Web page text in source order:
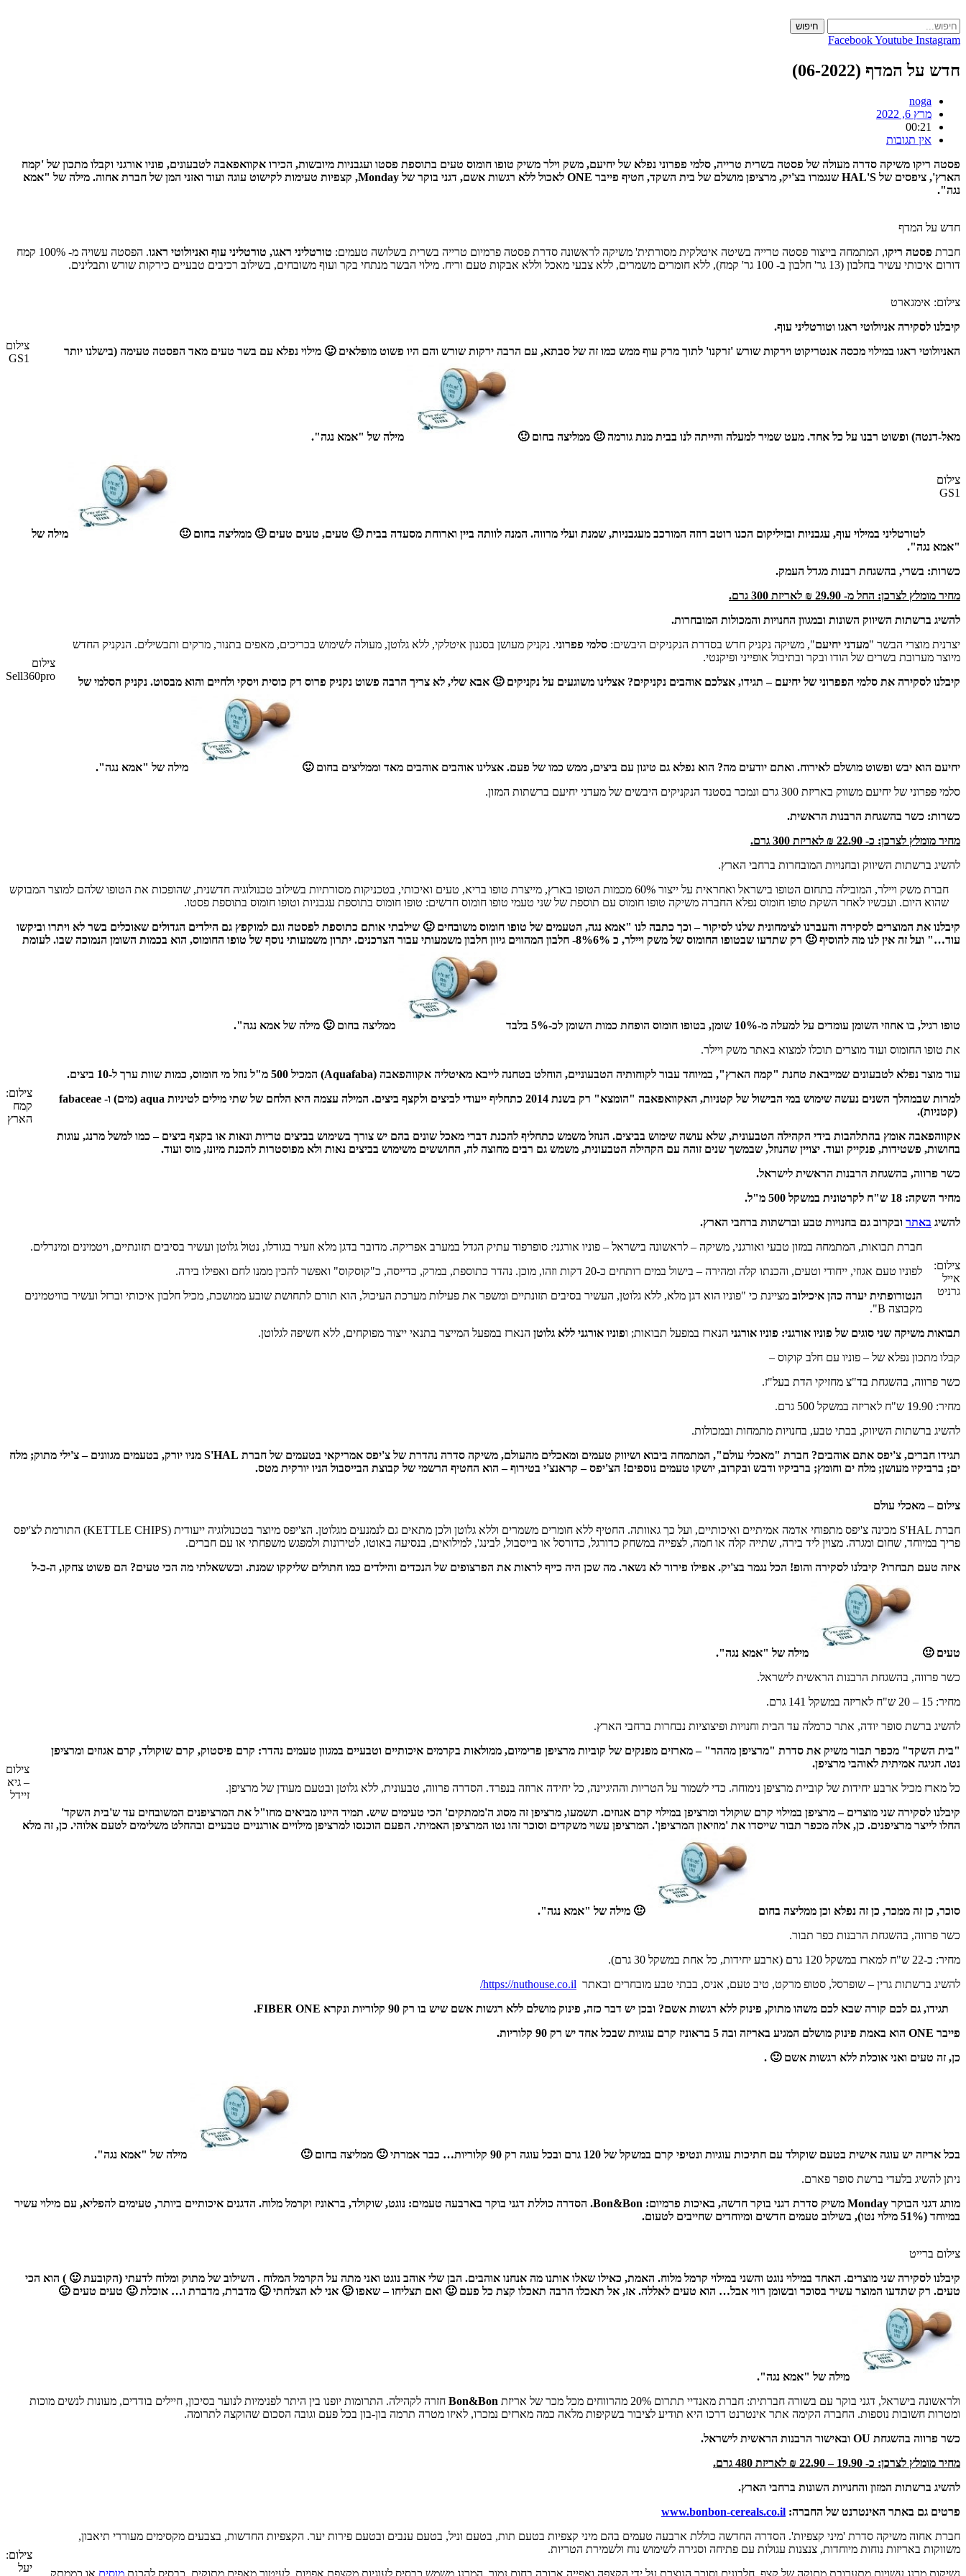
to
content
חיפוש
FacebookYoutube Instagram
חדש על המדף (06-2022)
noga
מרץ 6, 2022
00:21
אין תגובות
פסטה ריקו משיקה סדרה מעולה של פסטה בשרית טרייה, סלמי פפרוני נפלא של יחיעם, משק וילר משיק טופו חומוס טעים בתוספת פסטו ועגבניות מיובשות, הכירו אקוואפאבה לטבעונים, פוניו אורגני וקבלו מתכון של 'קמח
הארץ', ציפסים של HAL'S שנגמרו בצ'יק, מרציפן מושלם של בית השקד, חטיף פייבר ONE לאכול ללא רגשות אשם, דגני בוקר של Monday, קצפיות טעימות לקישוט עוגה ועוד ואזני המן של חברת אחוה. מילה של "אמא
נגה".
חדש על המדף
חברת פסטה ריקו, המתמחה בייצור פסטה טרייה בשיטה איטלקית מסורתית' משיקה לראשונה סדרת פסטה פרמיום טרייה בשרית בשלושה טעמים: טורטליני ראגו, טורטליני עוף ואניולוטי ראגו
. הפסטה עשויה מ- 100% קמח
דורום איכותי עשיר בחלבון (13 גר' חלבון ב- 100 גר' קמח), ללא חומרים משמרים, ללא צבעי מאכל וללא אבקות טעם וריח. מילוי הבשר מנתחי בקר ועוף משובחים, בשילוב רכיבים טבעיים כירקות שורש ותבלינים.
צילום: אימגארט
צילום
GS1
קיבלנו לסקירה אניולוטי ראגו וטורטליני עוף.
האניולוטי ראגו במילוי מכסה אנטריקוט וירקות שורש 'זרקנו' לתוך מרק עוף ממש כמו זה של סבתא, עם הרבה ירקות שורש והם היו פשוט מופלאים 🙂 מילוי נפלא עם בשר טעים מאד הפסטה טעימה (בישלנו יותר
מאל-דנטה) ופשוט רבנו על כל אחד. מעט שמיר למעלה והייתה לנו בבית מנת גורמה 🙂 ממליצה בחום 🙂 מילה של "אמא נגה".
צילום
GS1
לטורטליני במילוי עוף, עגבניות ובזיליקום הכנו רוטב רוזה המורכב מעגבניות, שמנת ועלי מרווה. המנה לוותה ביין וארוחת מסעדה בבית 🙂 טעים, טעים טעים 🙂 ממליצה בחום 🙂
מילה של
"אמא נגה".
כשרות: בשרי, בהשגחת רבנות מגדל העמק.
מחיר מומלץ לצרכן: החל מ- 29.90 ₪ לאריזת 300 גרם.
להשיג ברשתות השיווק השונות ובמגוון החנויות והמכולות המובחרות.
צילום
Sell360pro
יצרנית מוצרי הבשר "מעדני יחיעם", משיקה נקניק חדש בסדרת הנקניקים היבשים: סלמי פפרוני. נקניק מעושן בסגנון איטלקי, ללא גלוטן, מעולה לשימוש בכריכים, מאפים בתנור, מרקים ותבשילים. הנקניק החדש
מיוצר מערובת בשרים של הודו ובקר ובתיבול אופייני ופיקנטי.
קיבלנו לסקירה את סלמי הפפרוני של יחיעם – תגידו, אצלכם אוהבים נקניקים? אצלינו משוגעים על נקניקים 🙂 אבא שלי, לא צריך הרבה פשוט נקניק פרוס דק כוסית ויסקי ולחיים והוא מבסוט. נקניק הסלמי של
יחיעם הוא יבש ופשוט מושלם לאירוח. ואתם יודעים מה? הוא נפלא גם טיגון עם ביצים, ממש כמו של פעם. אצלינו אוהבים אוהבים מאד וממליצים בחום 🙂
מילה של "אמא נגה".
סלמי פפרוני של יחיעם משווק באריזת 300 גרם ונמכר בסטנד הנקניקים היבשים של מעדני יחיעם ברשתות המזון.
כשרות: כשר בהשגחת הרבנות הראשית.
מחיר מומלץ לצרכן: כ- 22.90 ₪ לאריזת 300 גרם.
להשיג ברשתות השיווק ובחנויות המובחרות ברחבי הארץ.
חברת משק ויילר, המובילה בתחום הטופו בישראל ואחראית על ייצור 60% מכמות הטופו בארץ, מייצרת טופו בריא, טעים ואיכותי, בטכניקות מסורתיות בשילוב טכנולוגיה חדשנית, שהופכות את הטופו שלהם למוצר המבוקש
שהוא היום. ועכשיו לאחר השקת טופו חומוס נפלא החברה משיקה טופו חומוס עם תוספת של שני טעמי טופו חומוס חדשים: טופו חומוס בתוספת עגבניות וטופו חומוס בתוספת פסטו.
קיבלנו את המוצרים לסקירה והעברנו לצימחונית שלנו לסיקור – וכך כתבה לנו "אמא נגה, הטעמים של טופו חומוס משובחים 🙂 שילבתי אותם כתוספת לפסטה וגם למוקפץ גם הילדים הגדולים שאוכלים בשר לא ויתרו וביקשו
עוד…" ועל זה אין לנו מה להוסיף 🙂 רק שתדעו שבטופו החומוס של משק ויילר, כ 8%6%- חלבון המהווים גיוון חלבון משמעותי עבור הצרכנים. יתרון משמעותי נוסף של טופו החומוס, הוא בכמות השומן הנמוכה שבו. לעומת
טופו רגיל, בו אחוזי השומן עומדים על למעלה מ-10% שומן, בטופו חומוס הופחת כמות השומן לכ-5% בלבד
ממליצה בחום 🙂 מילה של אמא נגה".
את טופו החומוס ועוד מוצרים תוכלו למצוא באתר משק ויילר.
צילום:
קמח
הארץ
עוד מוצר נפלא לטבעונים שמייבאת טחנת "קמח הארץ", במיוחד עבור לקוחותיה הטבעוניים, הוחלט בטחנה לייבא מאיטליה אקווהפאבה (Aquafaba) המכיל 500 מ"ל נוזל מי חומוס, כמות שוות ערך ל-10 ביצים.
למרות שבמהלך השנים נעשה שימוש במי הבישול של קטניות, האקוואפאבה "הומצא" רק בשנת 2014 כתחליף ייעודי לביצים ולקצף ביצים. המילה עצמה היא הלחם של שתי מילים לטיניות aqua (מים) ו- fabaceae
(קטניות).
אקווהפאבה אומץ בהתלהבות בידי הקהילה הטבעונית, שלא עושה שימוש בביצים. הנוזל משמש כתחליף להכנת דברי מאכל שונים בהם יש צורך בשימוש בביצים טריות ונאות או בקצף ביצים – כמו למשל מרנג, עוגות
בחושות, פשטידות, פנקייק ועוד. יצויין שהנוזל, שבמשך שנים זוהה עם הקהילה הטבעונית, משמש גם רבים מחוצה לה, החוששים משימוש בביצים נאות ולא מפוסטרות להכנת מיונז, מוס ועוד.
כשר פרווה, בהשגחת הרבנות הראשית לישראל.
מחיר השקה: 18 ש"ח לקרטונית במשקל 500 מ"ל.
להשיג באתר ובקרוב גם בחנויות טבע וברשתות ברחבי הארץ.
צילום:
אייל
גרניט
חברת תבואות, המתמחה במזון טבעי ואורגני, משיקה – לראשונה בישראל – פוניו אורגני: סופרפוד עתיק הגדל במערב אפריקה. מדובר בדגן מלא וזעיר בגודלו, נטול גלוטן ועשיר בסיבים תזונתיים, ויטמינים ומינרלים.
לפוניו טעם אגוזי, ייחודי וטעים, והכנתו קלה ומהירה – בישול במים רותחים כ-20 דקות וזהו, מוכן. נהדר כתוספת, במרק, כדייסה, כ"קוסקוס" ואפשר להכין ממנו לחם ואפילו בירה.
הנטורופתית יערה כהן איכילוב מציינת כי "פוניו הוא דגן מלא, ללא גלוטן, העשיר בסיבים תזונתיים ומשפר את פעילות מערכת העיכול, הוא תורם לתחושת שובע ממושכת, מכיל חלבון איכותי וברזל ועשיר בוויטמינים
מקבוצה B".
תבואות משיקה שני סוגים של פוניו אורגני: פוניו אורגני הנארז במפעל תבואות; ופוניו אורגני ללא גלוטן הנארז במפעל המייצר בתנאי ייצור מפוקחים, ללא חשיפה לגלוטן.
קבלו מתכון נפלא של – פוניו עם חלב קוקוס –
כשר פרווה, בהשגחת בד"צ מחזיקי הדת בעל"ז.
מחיר: 19.90 ש"ח לאריזה במשקל 500 גרם.
להשיג ברשתות השיווק, בבתי טבע, בחנויות מתמחות ובמכולות.
תגידו חברים, צ'יפס אתם אוהבים? חברת "מאכלי עולם", המתמחה ביבוא ושיווק טעמים ומאכלים מהעולם, משיקה סדרה נהדרת של צ'יפס אמריקאי בטעמים של חברת S'HAL מניו יורק, בטעמים מגוונים – צ'ילי מתוק; מלח
ים; ברביקיו מעושן; מלח ים וחומץ; ברביקיו ודבש ובקרוב, יושקו טעמים נוספים! הצ'יפס – קראנצ'י בטירוף – הוא החטיף הרשמי של קבוצת הבייסבול הניו יורקית מטס.
צילום – מאכלי עולם
חברת S'HAL מכינה צ'יפס מתפוחי אדמה אמיתיים ואיכותיים, ועל כך גאוותה. החטיף ללא חומרים משמרים וללא גלוטן ולכן מתאים גם לנמנעים מגלוטן. הצ'יפס מיוצר בטכנולוגיה ייעודית (KETTLE CHIPS) התורמת לצ'יפס
פריך במיוחד, שחום ומגרה. מצוין ליד בירה, שתייה קלה או חמה, לצפייה במשחק כדורגל, כדורסל או בייסבול, לבינג', למילואים, בנסיעה באוטו, לטירונות ולמפגש משפחתי או עם חברים.
איזה טעם תבחרו? קיבלנו לסקירה והופ! הכל נגמר בצ'יק. אפילו פירור לא נשאר. מה שכן היה כייף לראות את הפרצופים של הנכדים והילדים כמו חתולים שליקקו שמנת. וכששאלתי מה הכי טעים? הם פשוט צחקו, ה-כ-ל
טעים 🙂
מילה של "אמא נגה".
כשר פרווה, בהשגחת הרבנות הראשית לישראל.
מחיר: 15 – 20 ש"ח לאריזה במשקל 141 גרם.
להשיג ברשת סופר יודה, אתר כרמלה עד הבית וחנויות ופיצוציות נבחרות ברחבי הארץ.
צילום
– גיא
זיידל
"בית השקד" מכפר תבור משיק את סדרת "מרציפן מההר" – מארזים מפנקים של קוביות מרציפן פרימיום, ממולאות בקרמים איכותיים וטבעיים במגוון טעמים נהדר: קרם פיסטוק, קרם שוקולד, קרם אגוזים ומרציפן
נטו. חגיגה אמיתית לאוהבי מרציפן.
כל מארז מכיל ארבע יחידות של קוביית מרציפן נימוחה. כדי לשמור על הטריות וההיגיינה, כל יחידה ארוזה בנפרד. הסדרה פרווה, טבעונית, ללא גלוטן ובטעם מעודן של מרציפן.
קיבלנו לסקירה שני מוצרים – מרציפן במילוי קרם שוקולד ומרציפן במילוי קרם אגוזים. תשמעו, מרציפן זה מסוג ה'ממתקים' הכי טעימים שיש. תמיד היינו מביאים מחו"ל את המרציפנים המשובחים עד ש'בית השקד'
החלו לייצר מרציפנים. כן, אלה מכפר תבור שייסדו את 'מוזיאון המרציפן'. המרציפן עשוי משקדים וסוכר זהו נטו המרציפן האמיתי. הפעם הוכנסו למרציפן מילויים אורגניים טבעיים ובהחלט משלימים לטעם אלוהי. כן, זה מלא
סוכר, כן זה ממכר, כן זה נפלא וכן ממליצה בחום
🙂 מילה של "אמא נגה".
כשר פרווה, בהשגחת הרבנות כפר תבור.
מחיר: כ-22 ש"ח למארז במשקל 120 גרם (ארבע יחידות, כל אחת במשקל 30 גרם).
להשיג ברשתות גרין – שופרסל, סטופ מרקט, טיב טעם, אניס, בבתי טבע מובחרים ובאתר https://nuthouse.co.il/
תגידו, גם לכם קורה שבא לכם משהו מתוק, פינוק ללא רגשות אשם? ובכן יש דבר כזה, פינוק מושלם ללא רגשות אשם שיש בו רק 90 קלוריות ונקרא FIBER ONE.
פייבר ONE הוא באמת פינוק מושלם המגיע באריזה ובה 5 בראוניז קרם עוגיות שבכל אחד יש רק 90 קלוריות.
כן, זה טעים ואני אוכלת ללא רגשות אשם 🙂 .
בכל אריזה יש עוגה אישית בטעם שוקולד עם חתיכות עוגיות ונטיפי קרם במשקל של 120 גרם ובכל עוגה רק 90 קלוריות… כבר אמרתי 🙂 ממליצה בחום 🙂
מילה של "אמא נגה".
ניתן להשיג בלעדי ברשת סופר פארם.
מותג דגני הבוקר Monday משיק סדרת דגני בוקר חדשה, באיכות פרמיום: Bon&Bon. הסדרה כוללת דגני בוקר בארבעה טעמים: נוגט, שוקולד, בראוניז וקרמל מלוח. הדגנים איכותיים ביותר, טעימים להפליא, עם מילוי עשיר
במיוחד (51% מילוי נטו), בשילוב טעמים חדשים ומיוחדים שחייבים לטעום.
צילום ברייט
קיבלנו לסקירה שני מוצרים. האחד במילוי נוגט והשני במילוי קרמל מלוח. האמת, כאילו שאלו אותנו מה אנחנו אוהבים. הבן שלי אוהב נוגט ואני מתה על הקרמל המלוח . השילוב של מתוק ומלוח לדעתי (הקובעת 🙂 ) הוא הכי
טעים. רק שתדעו המוצר עשיר בסוכר ובשומן רווי אבל… הוא טעים לאללה. אז, אל תאכלו הרבה תאכלו קצת כל פעם 🙂 ואם תצליחו – שאפו 🙂 אני לא הצלחתי 🙂 מדברת, מדברת ו… אוכלת 🙂 טעים טעים 🙂
מילה של "אמא נגה".
ולראשונה בישראל, דגני בוקר עם בשורה חברתית: חברת מאנדיי תתרום 20% מהרווחים מכל מכר של אריזת
Bon&Bon חזרה לקהילה. התרומות יופנו בין היתר לפנימיות לנוער בסיכון, חיילים בודדים, מעונות לנשים מוכות
ומטרות חשובות נוספות. החברה הקימה אתר אינטרנט דרכו היא תודיע לציבור בשקיפות מלאה כמה מארזים נמכרו, לאיזו מטרה תרמה בון-בון בכל פעם וגובה הסכום שהוקצה לתרומה.
כשר פרווה בהשגחת OU ובאישור הרבנות הראשית לישראל.
מחיר מומלץ לצרכן: כ- 19.90 – 22.90 ₪ לאריזת 480 גרם.
להשיג ברשתות המזון והחנויות השונות ברחבי הארץ.
פרטים גם באתר האינטרנט של החברה: www.bonbon-cereals.co.il
צילום:
יעל
חברת אחוה משיקה סדרת 'מיני קצפיות'. הסדרה החדשה כוללת ארבעה טעמים בהם מיני קצפיות בטעם תות, בטעם וניל, בטעם ענבים ובטעם פירות יער. הקצפיות החדשות, בצבעים מקסימים מעוררי תיאבון,
משווקות באריזות נוחות מיוחדות, צנצנות עגולות עם פתיחה וסגירה לשימוש נוח ולשמירת הטריות.
נשיקות מרנג עשויות מתערובת מתוקה של קצף, חלבונים וסוכר הנוצרת על ידי הקצפה ואפייה ארוכה בחום נמוך. המרנג משמש כבסיס לעוגיות מקצפת אפויות, לעיטור מאפים מתוקים, כבסיס להכנת מוסים או כממתק